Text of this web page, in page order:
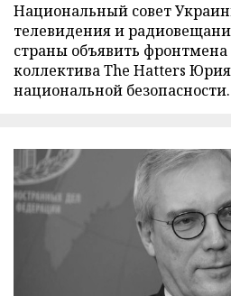
Национальный совет
телевидения и
страны объявить
коллектива The Hatters
национальной безопасности.